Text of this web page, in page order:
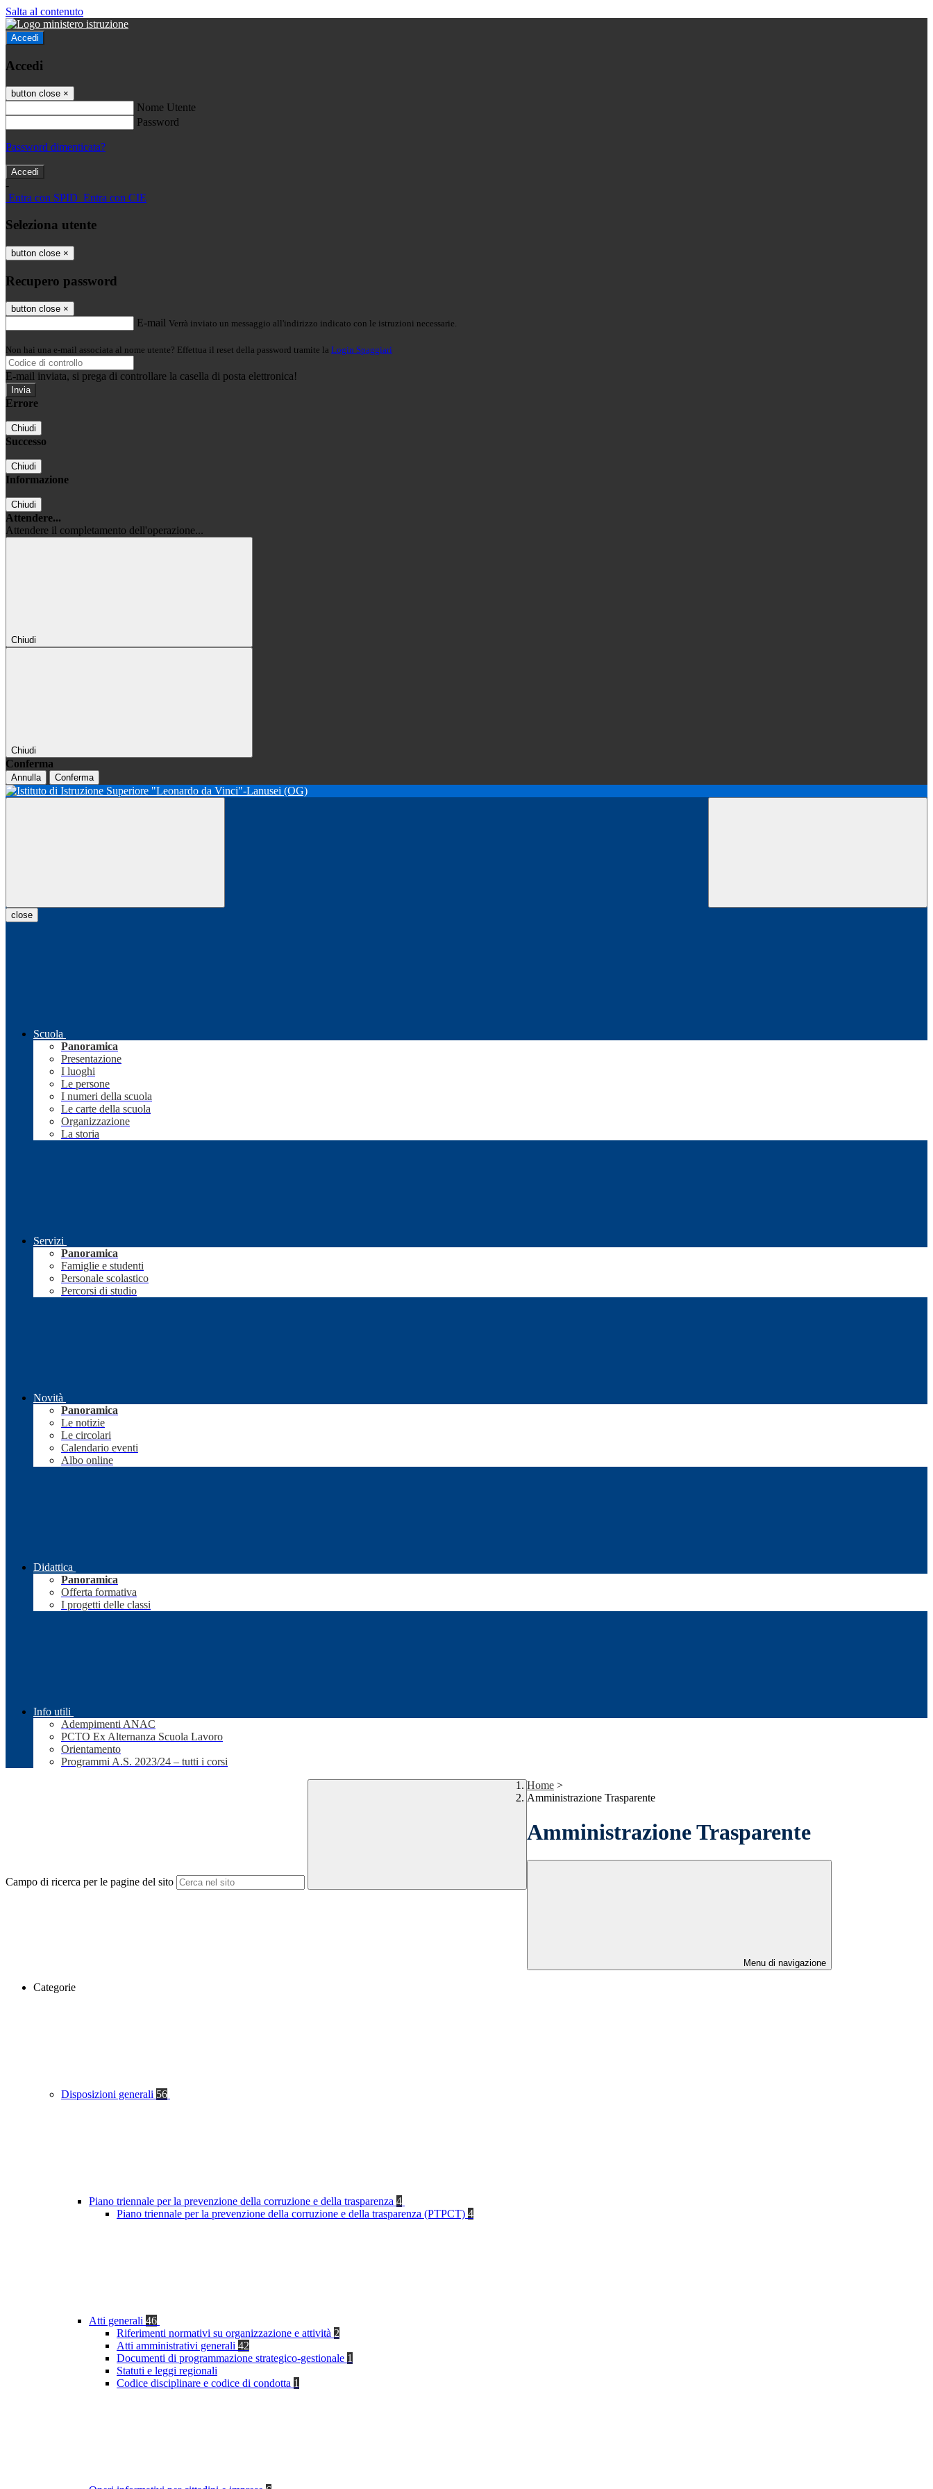
Salta al contenuto
Accedi
Accedi
button close ×
Nome Utente
Password
Password dimenticata?
-
Entra con SPID Entra con CIE
Seleziona utente
button close ×
Recupero password
button close ×
E-mail Verrà inviato un messaggio all'indirizzo indicato con le istruzioni necessarie.
Non hai una e-mail associata al nome utente? Effettua il reset della password tramite la Login Spaggiari
E-mail inviata, si prega di controllare la casella di posta elettronica!
Errore
Chiudi
Successo
Chiudi
Informazione
Chiudi
Attendere...
Attendere il completamento dell'operazione...
Chiudi
Chiudi
Conferma
Annulla Conferma
close
Scuola
Panoramica
Presentazione
I luoghi
Le persone
I numeri della scuola
Le carte della scuola
Organizzazione
La storia
Servizi
Panoramica
Famiglie e studenti
Personale scolastico
Percorsi di studio
Novità
Panoramica
Le notizie
Le circolari
Calendario eventi
Albo online
Didattica
Panoramica
Offerta formativa
I progetti delle classi
Info utili
Adempimenti ANAC
PCTO Ex Alternanza Scuola Lavoro
Orientamento
Programmi A.S. 2023/24 – tutti i corsi
Campo di ricerca per le pagine del sito
Home >
Amministrazione Trasparente
Amministrazione Trasparente
Menu di navigazione
Categorie
Disposizioni generali 56
Piano triennale per la prevenzione della corruzione e della trasparenza 4
Piano triennale per la prevenzione della corruzione e della trasparenza (PTPCT) 4
Atti generali 46
Riferimenti normativi su organizzazione e attività 2
Atti amministrativi generali 42
Documenti di programmazione strategico-gestionale 1
Statuti e leggi regionali
Codice disciplinare e codice di condotta 1